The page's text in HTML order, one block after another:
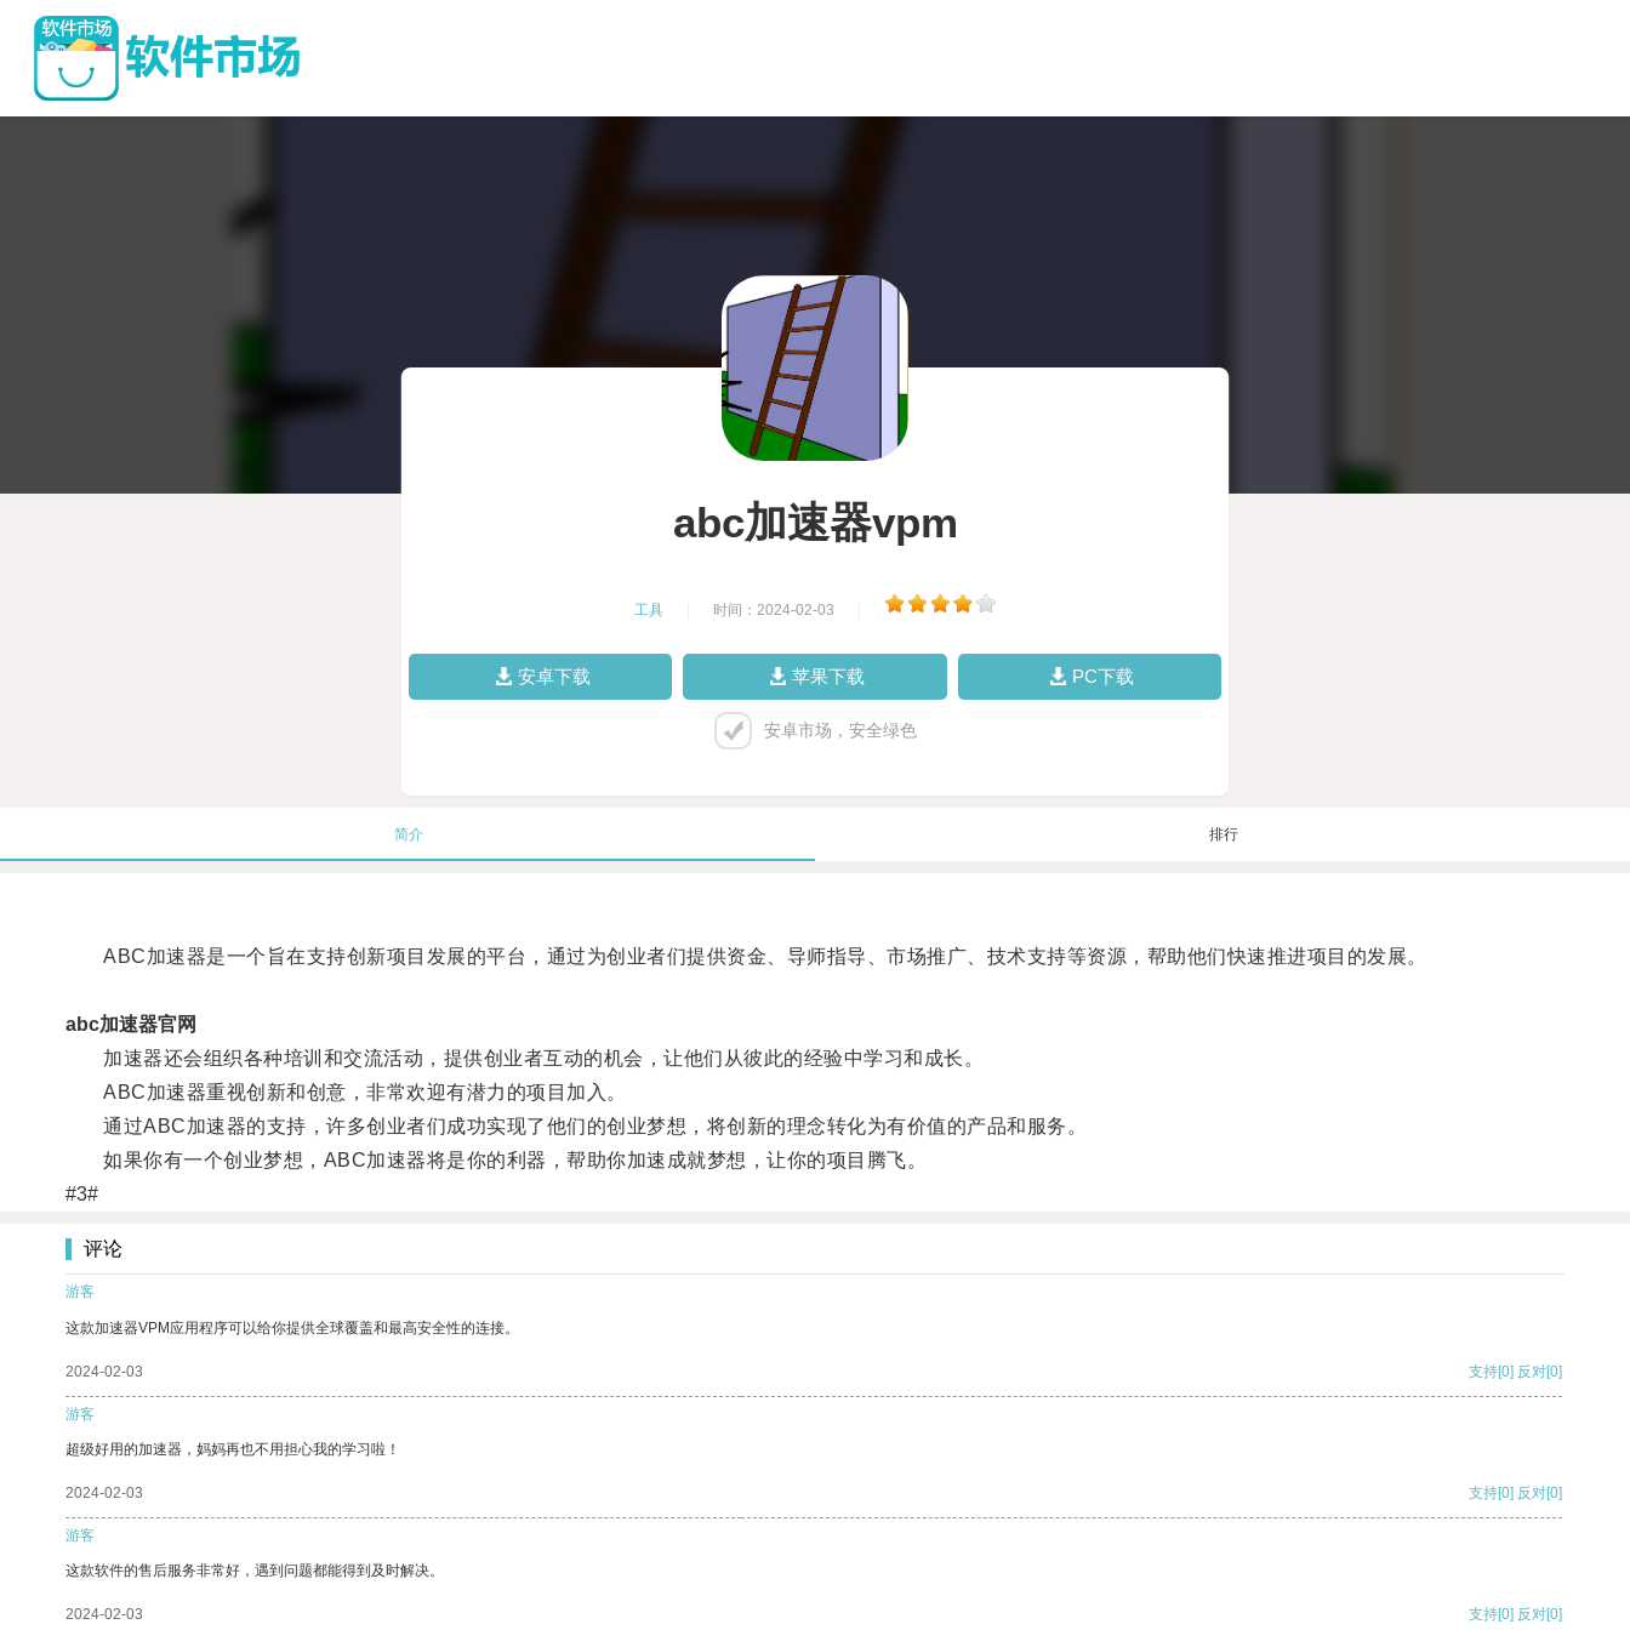
abc加速器vpm
工具 时间：2024-02-03
安卓下载 苹果下载 PC下载
安卓市场，安全绿色
简介 排行
ABC加速器是一个旨在支持创新项目发展的平台，通过为创业者们提供资金、导师指导、市场推广、技术支持等资源，帮助他们快速推进项目的发展。
abc加速器官网
加速器还会组织各种培训和交流活动，提供创业者互动的机会，让他们从彼此的经验中学习和成长。
ABC加速器重视创新和创意，非常欢迎有潜力的项目加入。
通过ABC加速器的支持，许多创业者们成功实现了他们的创业梦想，将创新的理念转化为有价值的产品和服务。
如果你有一个创业梦想，ABC加速器将是你的利器，帮助你加速成就梦想，让你的项目腾飞。
#3#
评论
游客
这款加速器VPM应用程序可以给你提供全球覆盖和最高安全性的连接。
2024-02-03 支持[0] 反对[0]
游客
超级好用的加速器，妈妈再也不用担心我的学习啦！
2024-02-03 支持[0] 反对[0]
游客
这款软件的售后服务非常好，遇到问题都能得到及时解决。
2024-02-03 支持[0] 反对[0]